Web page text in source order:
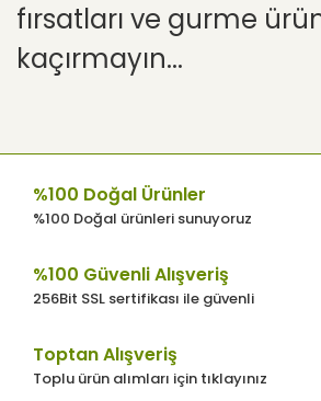
fırsatları ve gurme
kaçırmayın...
%100 Doğal Ürünler
%100 Doğal ürünleri sunuyoruz
%100 Güvenli Alışveriş
256Bit SSL sertifikası ile güvenli
Toptan Alışveriş
Toplu ürün alımları için tıklayınız